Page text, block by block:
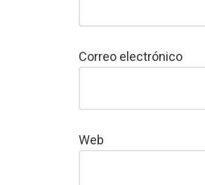
Correo electrónico
Web